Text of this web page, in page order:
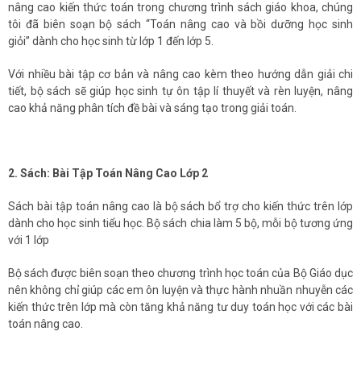
nâng cao kiến thức toán trong chương trình sách giáo khoa, chúng
tôi đã biên soạn bộ sách “Toán nâng cao và bồi dưỡng học sinh
giỏi” dành cho học sinh từ lớp 1 đến lớp 5.
Với nhiều bài tập cơ bản và nâng cao kèm theo hướng dẫn giải chi
tiết, bộ sách sẽ giúp học sinh tự ôn tập lí thuyết và rèn luyện, nâng
cao khả năng phân tích đề bài và sáng tạo trong giải toán.
2. Sách: Bài Tập Toán Nâng Cao Lớp 2
Sách bài tập toán nâng cao là bộ sách bổ trợ cho kiến thức trên lớp
dành cho học sinh tiểu học. Bộ sách chia làm 5 bộ, mỗi bộ tương ứng
với 1 lớp
Bộ sách được biên soạn theo chương trình học toán của Bộ Giáo dục
nên không chỉ giúp các em ôn luyện và thực hành nhuần nhuyễn các
kiến thức trên lớp mà còn tăng khả năng tư duy toán học với các bài
toán nâng cao.